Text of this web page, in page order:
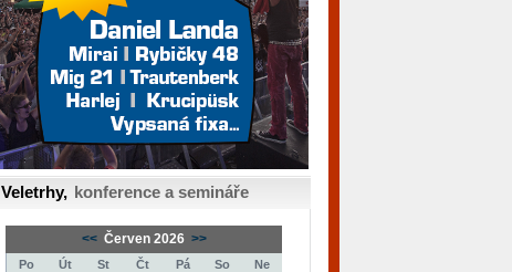
Veletrhy, konference a semináře
<< Červen 2026 >>
Po Út St Čt Pá So
Ne